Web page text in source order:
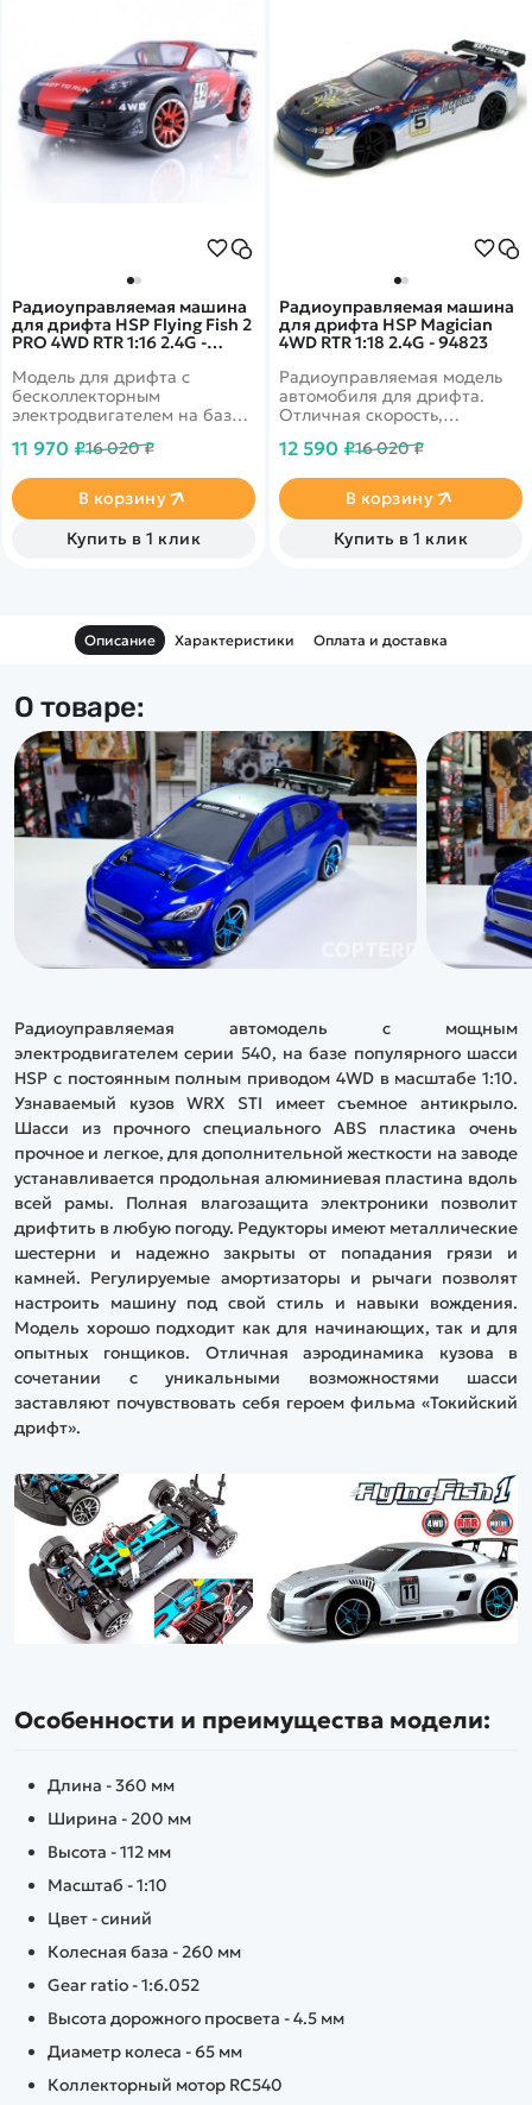
Радиоуправляемая машина
для дрифта HSP Flying Fish 2
PRO 4WD RTR 1:16 2.4G -
Модель для дрифта с
бесколлекторным
электродвигателем на базе
11 970 ₽16 020 ₽
В корзину
Купить в 1 клик
Радиоуправляемая машина
для дрифта HSP Magician
4WD RTR 1:18 2.4G - 94823
Радиоуправляемая модель
автомобиля для дрифта.
Отличная скорость,
маневренность.
12 590 ₽16 020 ₽
В корзину
Купить в 1 клик
Описание Характеристики Оплата и доставка
О товаре:
Радиоуправляемая автомодель с мощным
электродвигателем серии 540, на базе популярного шасси
HSP с постоянным полным приводом 4WD в масштабе 1:10.
Узнаваемый кузов WRX STI имеет съемное антикрыло.
Шасси из прочного специального ABS пластика очень
прочное и легкое, для дополнительной жесткости на заводе
устанавливается продольная алюминиевая пластина вдоль
всей рамы. Полная влагозащита электроники позволит
дрифтить в любую погоду. Редукторы имеют металлические
шестерни и надежно закрыты от попадания грязи и
камней. Регулируемые амортизаторы и рычаги позволят
настроить машину под свой стиль и навыки вождения.
Модель хорошо подходит как для начинающих, так и для
опытных гонщиков. Отличная аэродинамика кузова в
сочетании с уникальными возможностями шасси
заставляют почувствовать себя героем фильма «Токийский
дрифт».
Особенности и преимущества модели:
Длина - 360 мм
Ширина - 200 мм
Высота - 112 мм
Масштаб - 1:10
Цвет - синий
Колесная база - 260 мм
Gear ratio - 1:6.052
Высота дорожного просвета - 4.5 мм
Диаметр колеса - 65 мм
Коллекторный мотор RC540